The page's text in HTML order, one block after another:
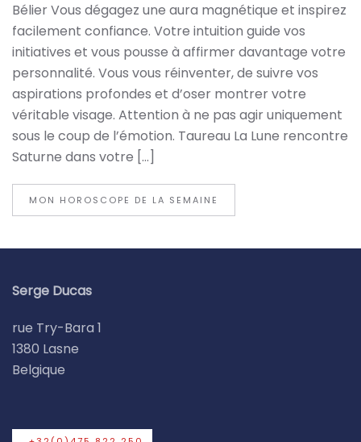
Bélier Vous dégagez une aura magnétique et inspirez
facilement confiance. Votre intuition guide vos
initiatives et vous pousse à affirmer davantage votre
personnalité. Vous vous réinventer, de suivre vos
aspirations profondes et d’oser montrer votre
véritable visage. Attention à ne pas agir uniquement
sous le coup de l’émotion. Taureau La Lune rencontre
Saturne dans votre […]
MON HOROSCOPE DE LA SEMAINE
Serge Ducas
rue Try-Bara 1
1380 Lasne
Belgique